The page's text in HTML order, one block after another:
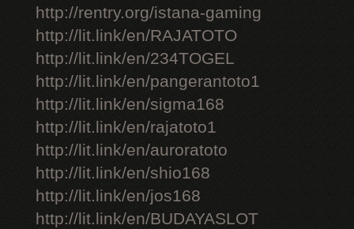
http://rentry.org/istana-gaming
http://lit.link/en/RAJATOTO
http://lit.link/en/234TOGEL
http://lit.link/en/pangerantoto1
http://lit.link/en/sigma168
http://lit.link/en/rajatoto1
http://lit.link/en/auroratoto
http://lit.link/en/shio168
http://lit.link/en/jos168
http://lit.link/en/BUDAYASLOT